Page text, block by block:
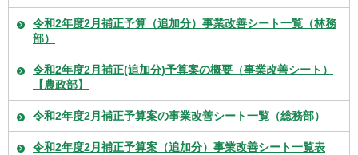
令和2年度2月補正予算（追加分）事業改善シート一覧（林務
部）
令和2年度2月補正(追加分)予算案の概要（事業改善シート）
【農政部】
令和2年度2月補正予算案の事業改善シート一覧（総務部）
令和2年度2月補正予算案（追加分）事業改善シート一覧表